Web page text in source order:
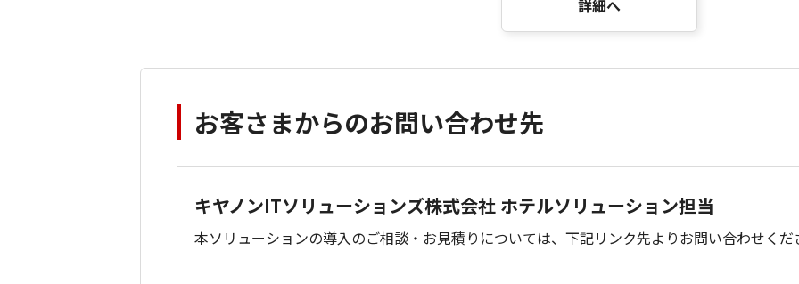
詳細へ
お客さまからのお問い合わせ先
キヤノンITソリューションズ株式会社 ホテルソリューション担当
本ソリューションの導入のご相談・お見積りについては、下記リンク先よりお問い合わせくだ